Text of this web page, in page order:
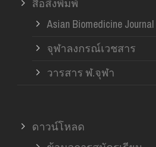
สื่อสิ่งพิมพ์
Asian Biomedicine Journal
จุฬาลงกรณ์เวชสาร
วารสาร ฬ.จุฬา
ดาวน์โหลด